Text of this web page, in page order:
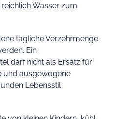
Wasser zum
tägliche Verzehrmenge
Ein
darf nicht als Ersatz für
und ausgewogene
Lebensstil